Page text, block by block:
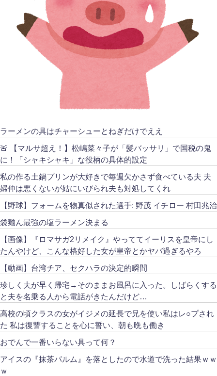
ラーメンの具はチャーシューとねぎだけでええ
🚨 【マルサ超え！】松嶋菜々子が「髪バッサリ」で国税の鬼
に！「シャキシャキ」な役柄の具体的設定
私の作る土鍋プリンが大好きで毎週欠かさず食べている夫 夫
婦仲は悪くないが姑にいびられ夫も対処してくれ
【野球】フォームを物真似された選手: 野茂 イチロー 村田兆治
袋麺ん最強の塩ラーメン決まる
【画像】『ロマサガ2リメイク』やっててイーリスを皇帝にし
たんやけど、こんな格好した女が皇帝とかヤバ過ぎるやろ
【動画】台湾チア、セクハラの決定的瞬間
珍しく夫が早く帰宅→そのままお風呂に入った。しばらくする
と夫を名乗る人から電話がきたんだけど…
高校の頃クラスの女がイジメの延長で兄を使い私はレ○プされ
た 私は復讐することを心に誓い、朝も晩も働き
おでんで一番いらない具って何？
アイスの『抹茶パルム』を落としたので水道で洗った結果ｗｗ
ｗ